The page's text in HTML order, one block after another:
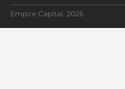
Empire Capital. 2026